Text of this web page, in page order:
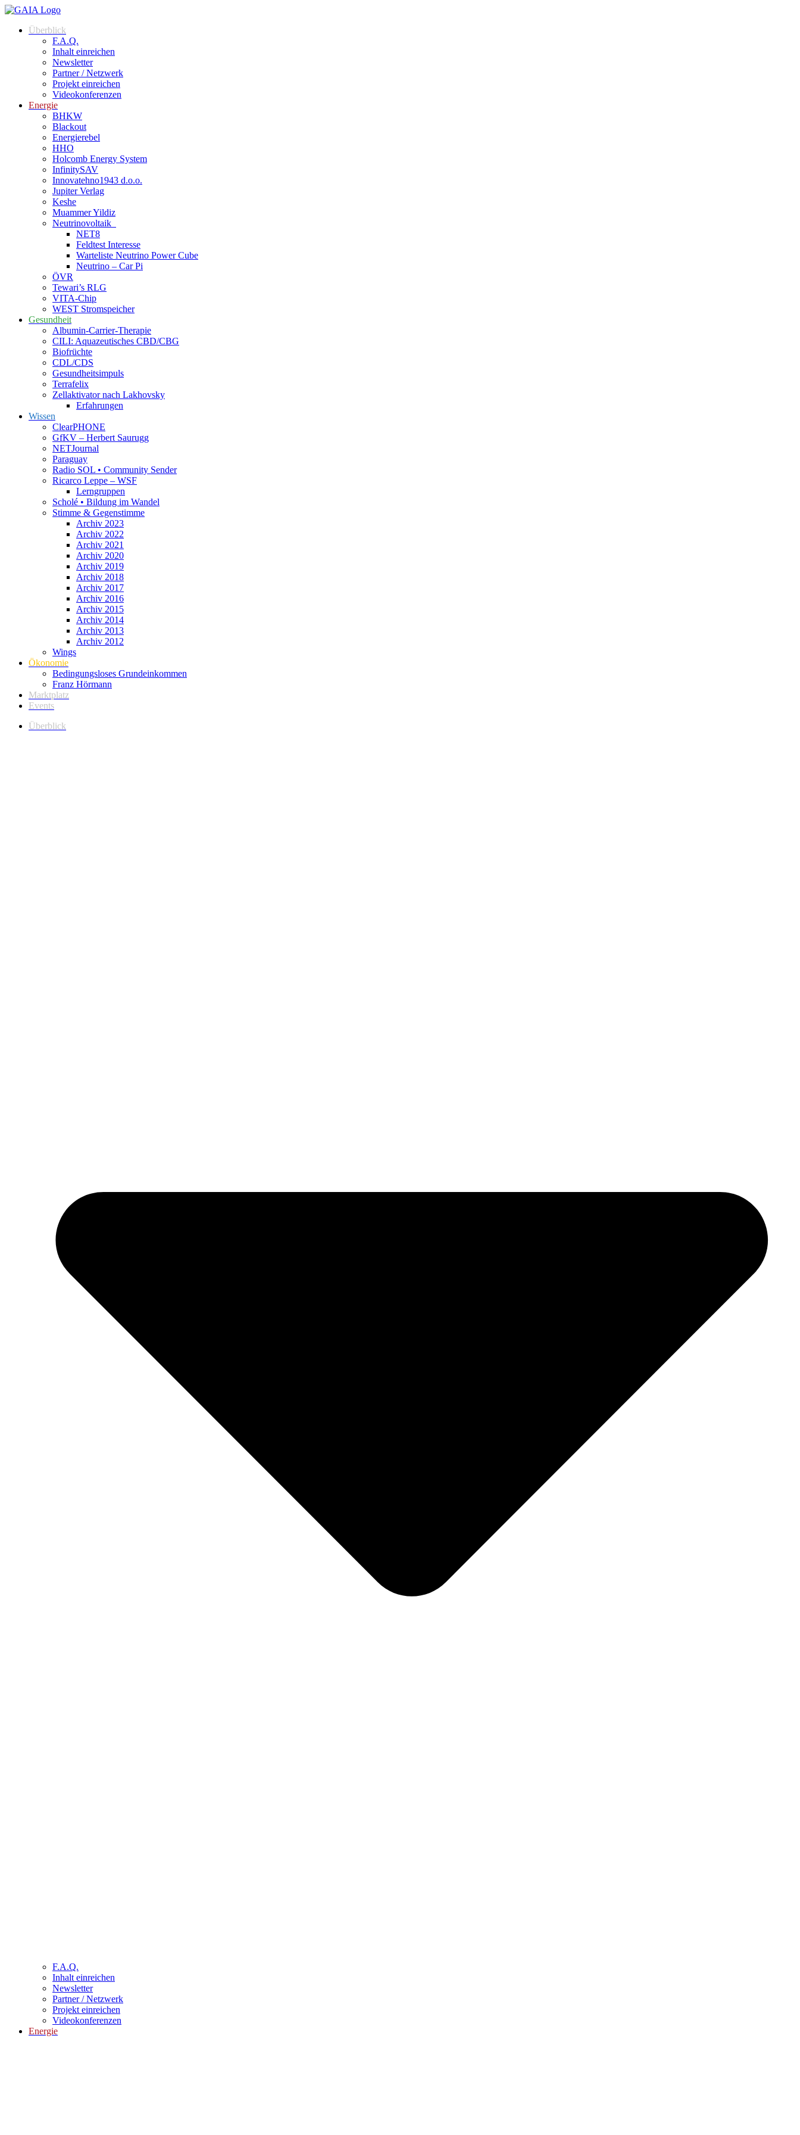
Zum
springenÜberblick
F.A.Q.
Inhalt einreichen
Newsletter
Partner / Netzwerk
Projekt einreichen
Videokonferenzen
Energie
BHKW
Blackout
Energierebel
HHO
Holcomb Energy System
InfinitySAV
Innovatehno1943 d.o.o.
Jupiter Verlag
Keshe
Muammer Yildiz
Neutrinovoltaik
NET8
Feldtest Interesse
Warteliste Neutrino Power Cube
Neutrino – Car Pi
ÖVR
Tewari’s RLG
VITA-Chip
WEST Stromspeicher
Gesundheit
Albumin-Carrier-Therapie
CILI: Aquazeutisches CBD/CBG
Biofrüchte
CDL/CDS
Gesundheitsimpuls
Terrafelix
Zellaktivator nach Lakhovsky
Erfahrungen
Wissen
ClearPHONE
GfKV – Herbert Saurugg
NETJournal
Paraguay
Radio SOL • Community Sender
Ricarco Leppe – WSF
Lerngruppen
Scholé • Bildung im Wandel
Stimme & Gegenstimme
Archiv 2023
Archiv 2022
Archiv 2021
Archiv 2020
Archiv 2019
Archiv 2018
Archiv 2017
Archiv 2016
Archiv 2015
Archiv 2014
Archiv 2013
Archiv 2012
Wings
Ökonomie
Bedingungsloses Grundeinkommen
Franz Hörmann
Marktplatz
Events
Überblick
F.A.Q.
Inhalt einreichen
Newsletter
Partner / Netzwerk
Projekt einreichen
Videokonferenzen
Energie